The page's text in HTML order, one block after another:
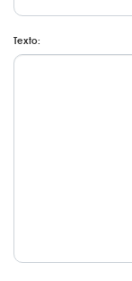
Texto: